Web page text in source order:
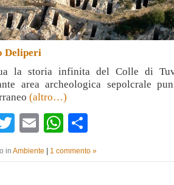
Deliperi
la storia infinita del Colle di
area archeologica sepolcrale
(altro…)
TwitterEmailWhatsApp
in Ambiente 1 commento »